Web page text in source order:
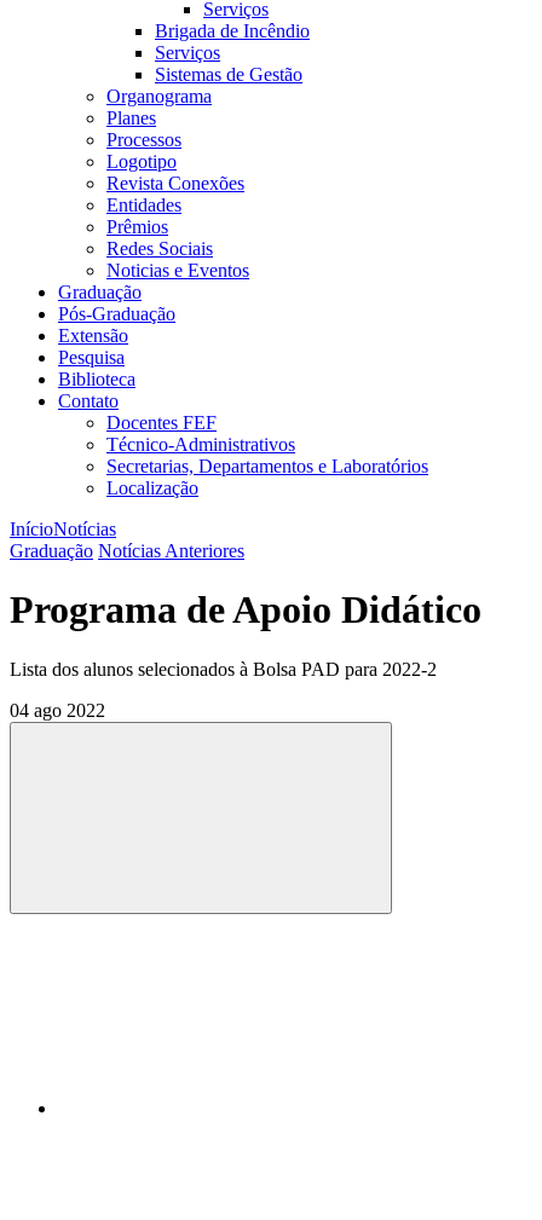
Serviços
Brigada de Incêndio
Serviços
Sistemas de Gestão
Organograma
Planes
Processos
Logotipo
Revista Conexões
Entidades
Prêmios
Redes Sociais
Noticias e Eventos
Graduação
Pós-Graduação
Extensão
Pesquisa
Biblioteca
Contato
Docentes FEF
Técnico-Administrativos
Secretarias, Departamentos e Laboratórios
Localização
InícioNotícias
Graduação Notícias Anteriores
Programa de Apoio Didático
Lista dos alunos selecionados à Bolsa PAD para 2022-2
04 ago 2022
Compartilhar